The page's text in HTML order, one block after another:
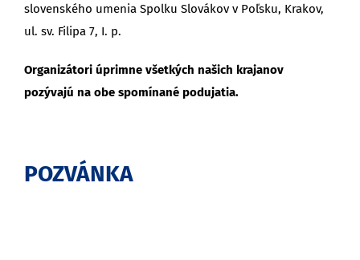
slovenského umenia Spolku Slovákov v Poľsku, Krakov,
ul. sv. Filipa 7, I. p.
Organizátori úprimne všetkých našich krajanov
pozývajú na obe spomínané podujatia.
POZVÁNKA